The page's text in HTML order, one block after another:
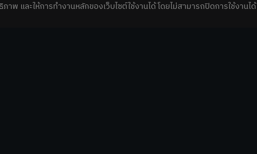
าพ และให้การทำงานหลักของเว็บไซต์ใช้งานได้ โดยไม่สามารถปิดการใช้งานได้